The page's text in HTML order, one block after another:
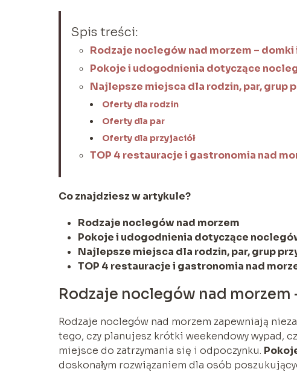
Spis treści:
Rodzaje noclegów nad morzem –
Pokoje i udogodnienia dotyczące
Najlepsze miejsca dla rodzin, par, grup
Oferty dla rodzin
Oferty dla par
Oferty dla przyjaciół
TOP 4 restauracje i gastronomia nad
Co znajdziesz w artykule?
Rodzaje noclegów nad morzem
Pokoje i udogodnienia dotyczące
Najlepsze miejsca dla rodzin, par, grup
TOP 4 restauracje i gastronomia nad
Rodzaje noclegów nad
Rodzaje noclegów nad morzem zapewniają
tego, czy planujesz krótki weekendowy wypad,
miejsce do zatrzymania się i odpoczynku.
doskonałym rozwiązaniem dla osób